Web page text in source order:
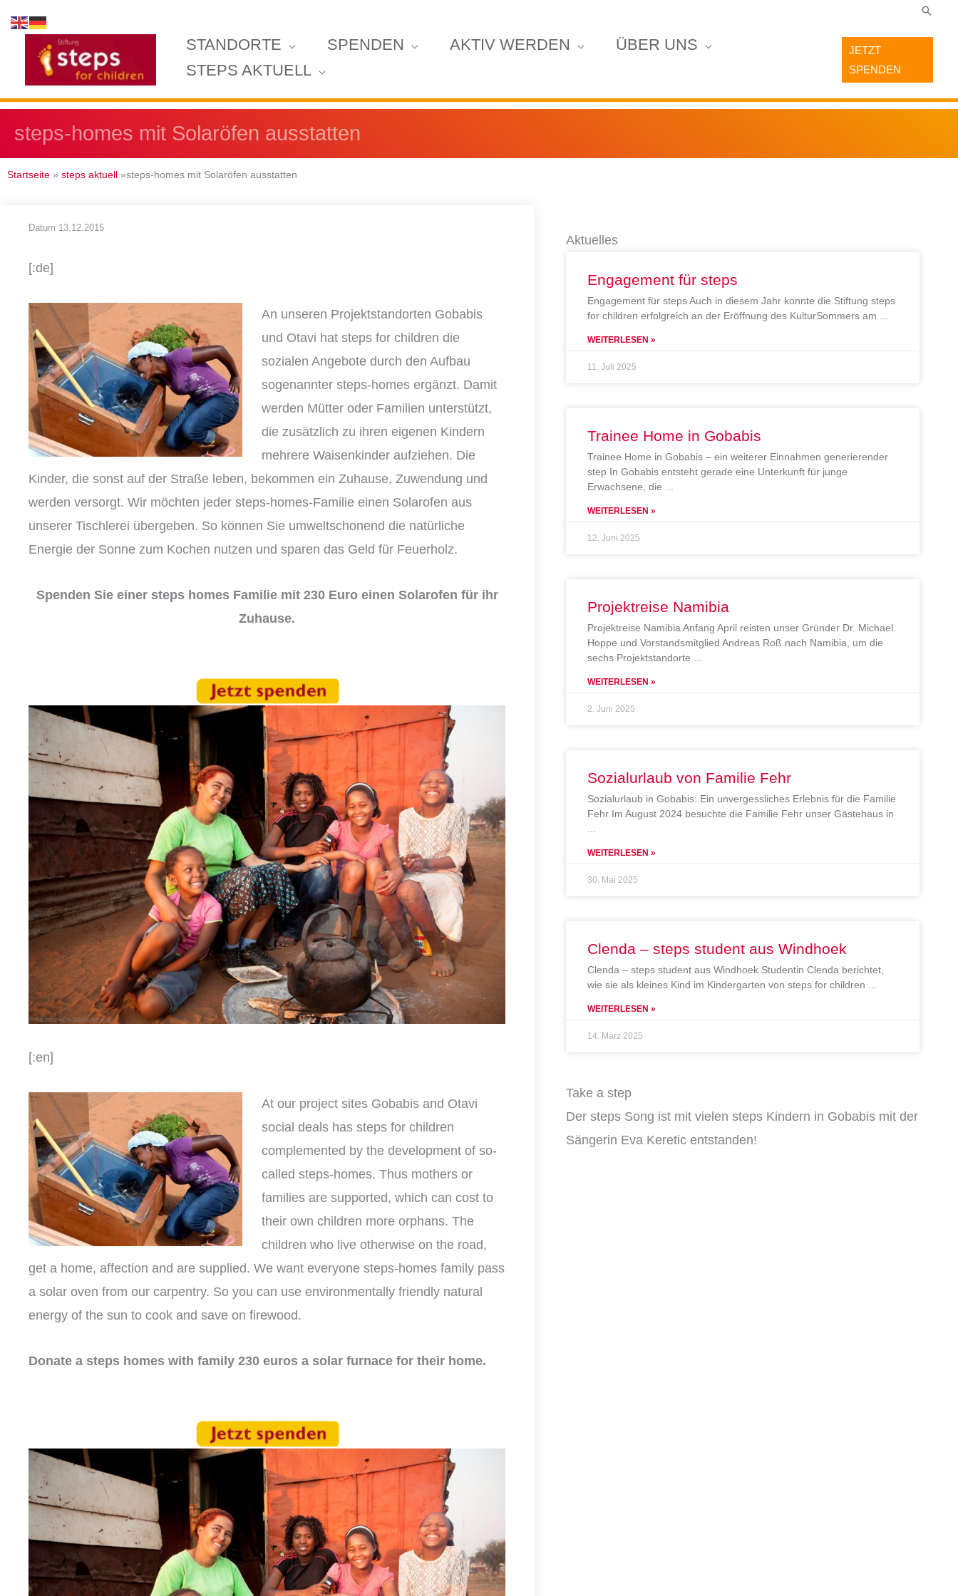
Inhalt
springen
STANDORTE SPENDEN AKTIV WERDEN
ÜBER UNS
STEPS AKTUELL
JETZT
SPENDEN
steps-homes mit Solaröfen ausstatten
Startseite » steps aktuell »steps-homes mit Solaröfen ausstatten
Datum 13.12.2015
[:de]
An unseren Projektstandorten Gobabis
und Otavi hat steps for children die
sozialen Angebote durch den Aufbau
sogenannter steps-homes ergänzt. Damit
werden Mütter oder Familien unterstützt,
die zusätzlich zu ihren eigenen Kindern
mehrere Waisenkinder aufziehen. Die
Kinder, die sonst auf der Straße leben, bekommen ein Zuhause, Zuwendung und
werden versorgt. Wir möchten jeder steps-homes-Familie einen Solarofen aus
unserer Tischlerei übergeben. So können Sie umweltschonend die natürliche
Energie der Sonne zum Kochen nutzen und sparen das Geld für Feuerholz.
Spenden Sie einer steps homes Familie mit 230 Euro einen Solarofen für ihr
Zuhause.
[:en]
At our project sites Gobabis and Otavi
social deals has steps for children
complemented by the development of so-
called steps-homes. Thus mothers or
families are supported, which can cost to
their own children more orphans. The
children who live otherwise on the road,
get a home, affection and are supplied. We want everyone steps-homes family pass
a solar oven from our carpentry. So you can use environmentally friendly natural
energy of the sun to cook and save on firewood.
Donate a steps homes with family 230 euros a solar furnace for their home.
Aktuelles
Engagement für steps
Engagement für steps Auch in diesem Jahr konnte die Stiftung steps
for children erfolgreich an der Eröffnung des KulturSommers am
WEITERLESEN »
11. Juli 2025
Trainee Home in Gobabis
Trainee Home in Gobabis – ein weiterer Einnahmen generierender
step In Gobabis entsteht gerade eine Unterkunft für junge
Erwachsene, die
WEITERLESEN »
12. Juni 2025
Projektreise Namibia
Projektreise Namibia Anfang April reisten unser Gründer Dr. Michael
Hoppe und Vorstandsmitglied Andreas Roß nach Namibia, um die
sechs Projektstandorte
WEITERLESEN »
2. Juni 2025
Sozialurlaub von Familie Fehr
Sozialurlaub in Gobabis: Ein unvergessliches Erlebnis für die Familie
Fehr Im August 2024 besuchte die Familie Fehr unser Gästehaus in
WEITERLESEN »
30. Mai 2025
Clenda – steps student aus Windhoek
Clenda – steps student aus Windhoek Studentin Clenda berichtet,
wie sie als kleines Kind im Kindergarten von steps for children
WEITERLESEN »
14. März 2025
Take a step
Der steps Song ist mit vielen steps Kindern in Gobabis mit der
Sängerin Eva Keretic entstanden!